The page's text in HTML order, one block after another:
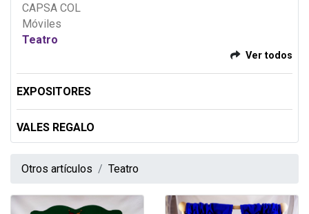
CAPSA COL
Móviles
Teatro
Ver todos
EXPOSITORES
VALES REGALO
Otros artículos Teatro